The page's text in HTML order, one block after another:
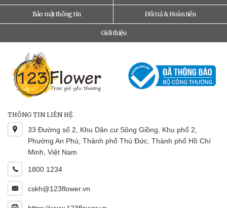
Bảo mật thông tin Đổi trả & Hoàn tiền
Giới thiệu
THÔNG TIN LIÊN HỆ
33 Đường số 2, Khu Dân cư Sông Giồng, Khu phố 2,
Phường An Phú, Thành phố Thủ Đức, Thành phố Hồ Chí
Minh, Việt Nam
1800 1234
cskh@123flower.vn